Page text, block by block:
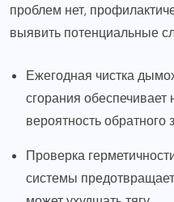
проблем нет,
выявить потенциальные
Ежегодная чистка
сгорания
вероятность обратного
Проверка
системы